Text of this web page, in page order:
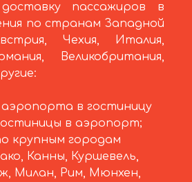
пассажиров в
по странам Западной
Чехия, Италия,
Великобритания,
аэропорта в гостиницу
в аэропорт;
крупным городам
Канны, Куршевель,
Милан, Рим, Мюнхен,